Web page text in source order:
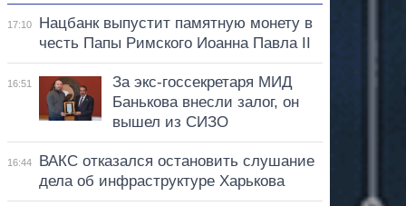
17:10
Нацбанк выпустит памятную монету в
честь Папы Римского Иоанна Павла II
16:51
За экс-госсекретаря МИД
Банькова внесли залог, он
вышел из СИЗО
16:44
ВАКС отказался остановить слушание
дела об инфраструктуре Харькова